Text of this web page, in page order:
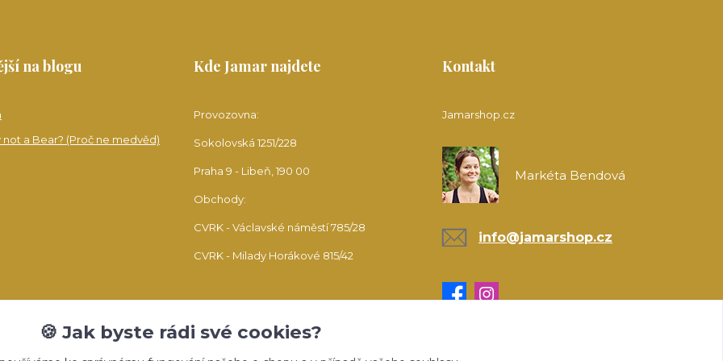
na blogu
not a Bear? (Proč ne medvěd)
Kde Jamar najdete
Provozovna:
Sokolovská 1251/228
Praha 9 - Libeň, 190 00
Obchody:
CVRK - Václavské náměstí 785/28
CVRK - Milady Horákové 815/42
Kontakt
Jamarshop.cz
Markéta Bendová
info@jamarshop.cz
🍪 Jak byste rádi své cookies?